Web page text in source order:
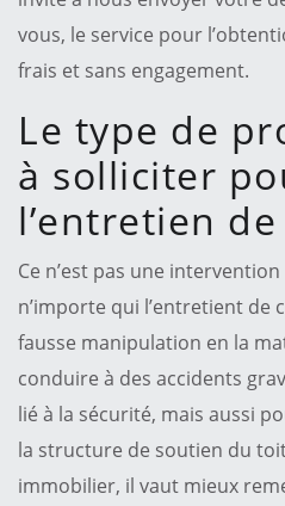
vous, le service pour
frais et sans engagement.
Le type de
à solliciter
l’entretien
Ce n’est pas une
n’importe qui l’entretient de
fausse manipulation en la
conduire à des accidents
lié à la sécurité, mais aussi
la structure de soutien du
immobilier, il vaut mieux